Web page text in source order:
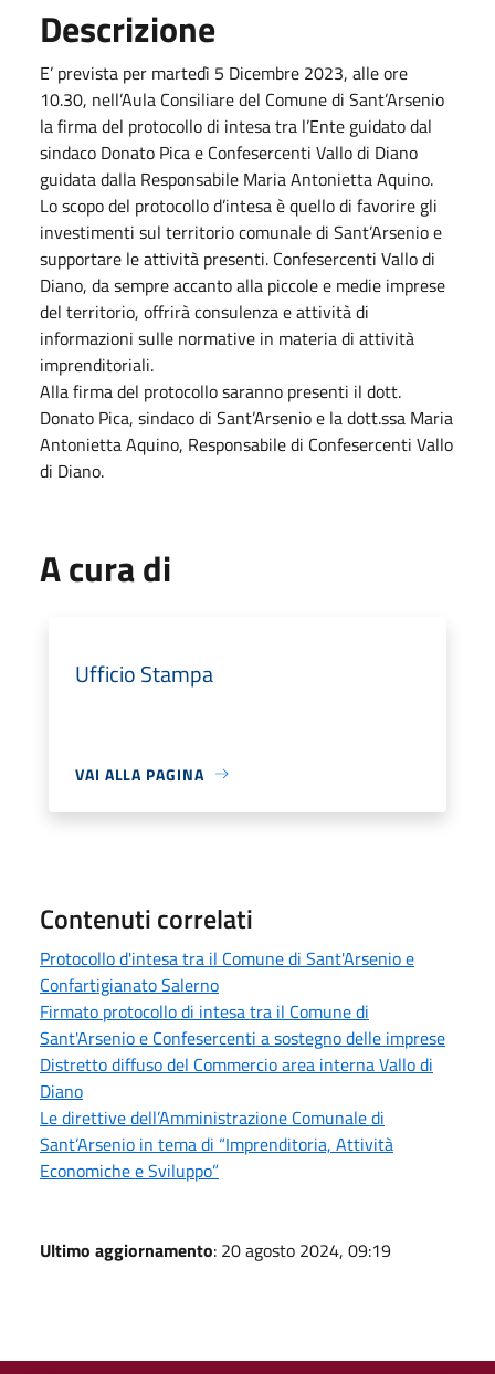
Descrizione
E’ prevista per martedì 5 Dicembre 2023, alle ore
10.30, nell’Aula Consiliare del Comune di Sant’Arsenio
la firma del protocollo di intesa tra l’Ente guidato dal
sindaco Donato Pica e Confesercenti Vallo di Diano
guidata dalla Responsabile Maria Antonietta Aquino.
Lo scopo del protocollo d’intesa è quello di favorire gli
investimenti sul territorio comunale di Sant’Arsenio e
supportare le attività presenti. Confesercenti Vallo di
Diano, da sempre accanto alla piccole e medie imprese
del territorio, offrirà consulenza e attività di
informazioni sulle normative in materia di attività
imprenditoriali.
Alla firma del protocollo saranno presenti il dott.
Donato Pica, sindaco di Sant’Arsenio e la dott.ssa Maria
Antonietta Aquino, Responsabile di Confesercenti Vallo
di Diano.
A cura di
Ufficio Stampa
VAI ALLA PAGINA
Contenuti correlati
Protocollo d'intesa tra il Comune di Sant'Arsenio e
Confartigianato Salerno
Firmato protocollo di intesa tra il Comune di
Sant'Arsenio e Confesercenti a sostegno delle imprese
Distretto diffuso del Commercio area interna Vallo di
Diano
Le direttive dell’Amministrazione Comunale di
Sant’Arsenio in tema di “Imprenditoria, Attività
Economiche e Sviluppo”
Ultimo aggiornamento: 20 agosto 2024, 09:19